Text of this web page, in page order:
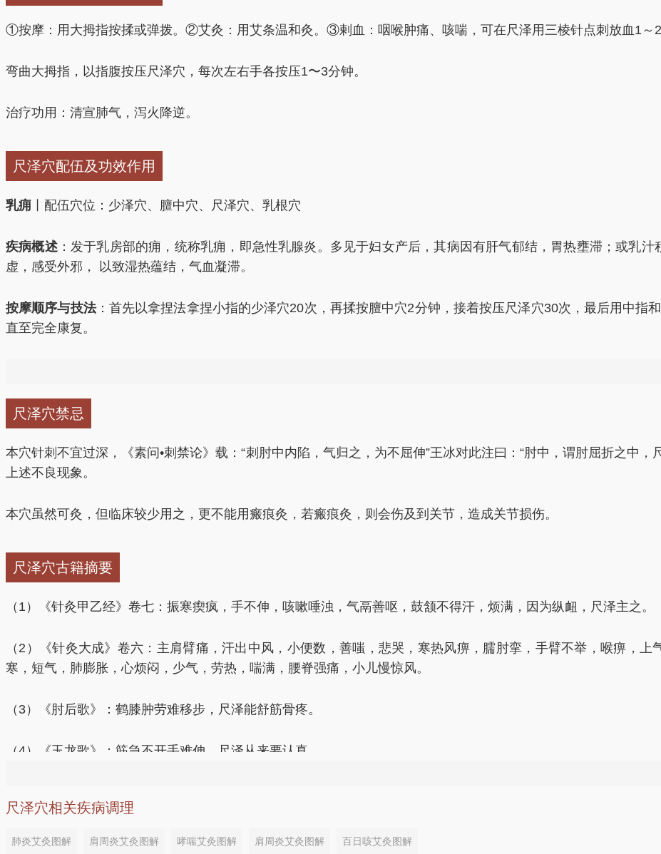
①按摩：用大拇指按揉或弹拨。②艾灸：用艾条温和灸。③剌血：咽喉肿痛、咳喘，可在尺泽用三棱针点刺放血1～2
弯曲大拇指，以指腹按压尺泽穴，每次左右手各按压1〜3分钟。
治疗功用：清宣肺气，泻火降逆。
尺泽穴配伍及功效作用
乳痈 丨配伍穴位：少泽穴、膻中穴、尺泽穴、乳根穴
疾病概述：发于乳房部的痈，统称乳痈，即急性乳腺炎。多见于妇女产后，其病因有肝气郁结，胃热壅滞；或乳
虚，感受外邪， 以致湿热蕴结，气血凝滞。
按摩顺序与技法：首先以拿捏法拿捏小指的少泽穴20次，再揉按膻中穴2分钟，接着按压尺泽穴30次，最后用中指
直至完全康复。
咳嗽丨配伍穴位：丰隆穴、强间穴、尺泽穴、列缺穴
中暑丨配伍穴位：少商穴、中冲穴、商阳穴、尺泽穴
（3）尺泽配少商治疗咽喉肿痛。
（4）尺泽配孔最、鱼际、上星治疗肺热咳血、鼻衄。
（5）尺泽配中府、鱼际、孔最、肺俞治疗急性咳喘。
（6）尺泽配肺俞、列缺治疗风热咳嗽。
（7）尺泽配内关、膻中、肺俞治疗胸痛。
尺泽穴禁忌
本穴针刺不宜过深，《素问•刺禁论》载：“刺肘中内陷，气归之，为不屈伸”王冰对此注曰：“肘中，谓肘屈折之中
上述不良现象。
本穴虽然可灸，但临床较少用之，更不能用瘢痕灸，若瘢痕灸，则会伤及到关节，造成关节损伤。
尺泽穴古籍摘要
（1）《针灸甲乙经》卷七：振寒瘈疯，手不伸，咳嗽唾浊，气鬲善呕，鼓颔不得汗，烦满，因为纵衄，尺泽主之。
（2）《针灸大成》卷六：主肩臂痛，汗出中风，小便数，善嗤，悲哭，寒热风痹，臑肘挛，手臂不举，喉痹，
寒，短气，肺膨胀，心烦闷，少气，劳热，喘满，腰脊强痛，小儿慢惊风。
（3）《肘后歌》：鹤膝肿劳难移步，尺泽能舒筋骨疼。
（4）《玉龙歌》：筋急不开手难伸，尺泽从来要认真。
（6）《席弘赋》：五般肘痛寻尺泽。
尺泽穴相关疾病调理
肺炎艾灸图解 肩周炎艾灸图解 哮喘艾灸图解 肩周炎艾灸图解 百日咳艾灸图解